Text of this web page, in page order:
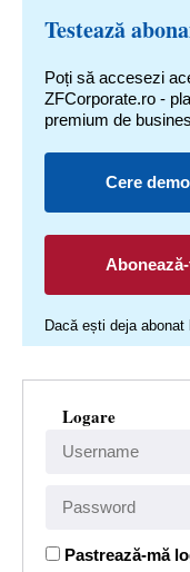
Testează
Poți să accesezi
ZFCorporate.ro -
premium de
Cere demo
Dacă ești deja
Logare
Pastrează-mă